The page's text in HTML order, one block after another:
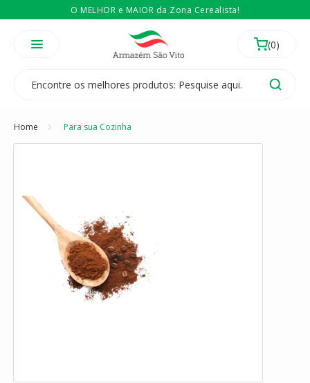
O MELHOR e MAIOR da Zona Cerealista!
Temos 3 lojas físicas na Zona Cerealista de São Paulo!
É revendedor? EntãoCompre no atacado
Home Para sua Cozinha